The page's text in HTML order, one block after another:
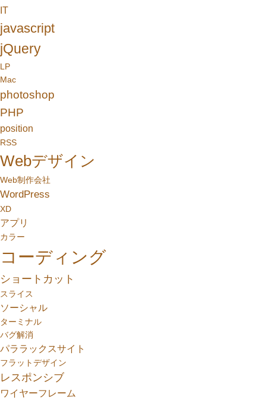
IT
javascript
jQuery
LP
Mac
photoshop
PHP
position
RSS
Webデザイン
Web制作会社
WordPress
XD
アプリ
カラー
コーディング
ショートカット
スライス
ソーシャル
ターミナル
バグ解消
パララックスサイト
フラットデザイン
レスポンシブ
ワイヤーフレーム